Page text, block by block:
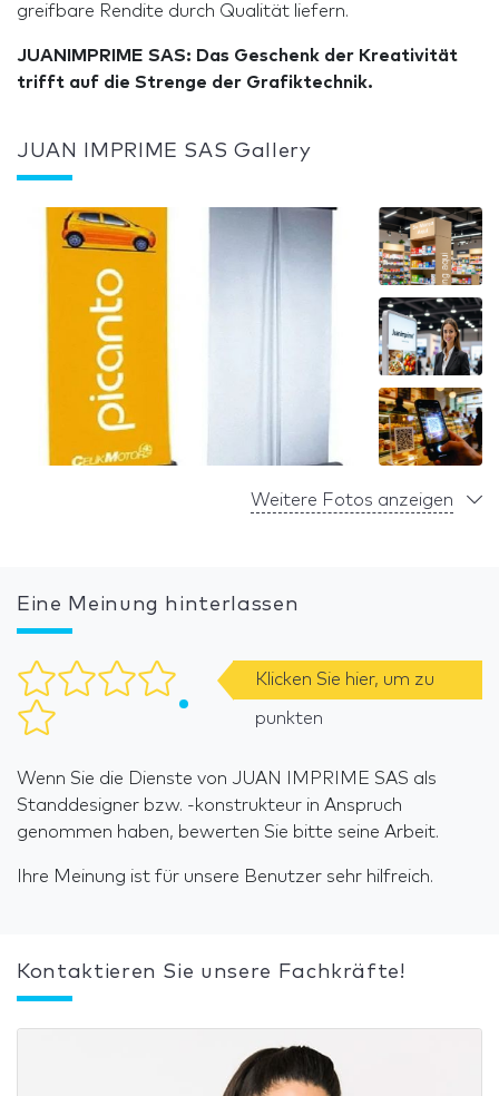
greifbare Rendite durch Qualität liefern.
JUANIMPRIME SAS: Das Geschenk der Kreativität
trifft auf die Strenge der Grafiktechnik.
JUAN IMPRIME SAS Gallery
Weitere Fotos anzeigen
Eine Meinung hinterlassen
Klicken Sie hier, um zu
punkten
Wenn Sie die Dienste von JUAN IMPRIME SAS als
Standdesigner bzw. -konstrukteur in Anspruch
genommen haben, bewerten Sie bitte seine Arbeit.
Ihre Meinung ist für unsere Benutzer sehr hilfreich.
Kontaktieren Sie unsere Fachkräfte!